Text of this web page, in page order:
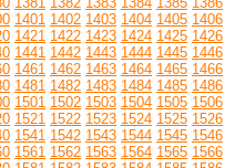
1401 1402 1403 1404 1405 1406
1421 1422 1423 1424 1425 1426
1441 1442 1443 1444 1445 1446
1461 1462 1463 1464 1465 1466
1481 1482 1483 1484 1485 1486
1501 1502 1503 1504 1505 1506
1521 1522 1523 1524 1525 1526
1541 1542 1543 1544 1545 1546
1561 1562 1563 1564 1565 1566